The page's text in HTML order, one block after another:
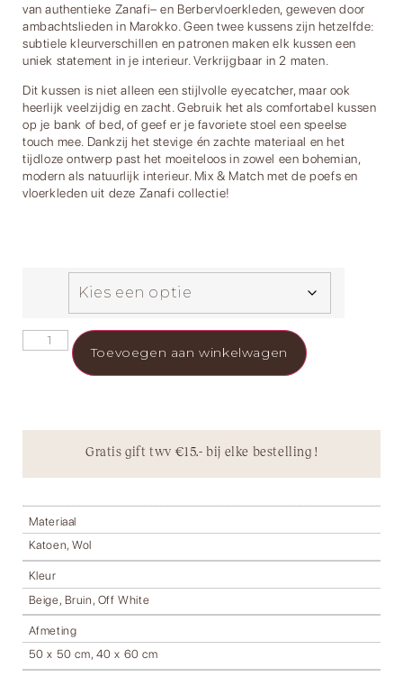
van authentieke Zanafi– en Berbervloerkleden, geweven door
ambachtslieden in Marokko. Geen twee kussens zijn hetzelfde:
subtiele kleurverschillen en patronen maken elk kussen een
uniek statement in je interieur. Verkrijgbaar in 2 maten.
Dit kussen is niet alleen een stijlvolle eyecatcher, maar ook
heerlijk veelzijdig en zacht. Gebruik het als comfortabel kussen
op je bank of bed, of geef er je favoriete stoel een speelse
touch mee. Dankzij het stevige én zachte materiaal en het
tijdloze ontwerp past het moeiteloos in zowel een bohemian,
modern als natuurlijk interieur. Mix & Match met de poefs en
vloerkleden uit deze Zanafi collectie!
Toevoegen aan winkelwagen
Gratis gift twv €15.- bij elke bestelling !
Materiaal
Katoen, Wol
Kleur
Beige, Bruin, Off White
Afmeting
50 x 50 cm, 40 x 60 cm